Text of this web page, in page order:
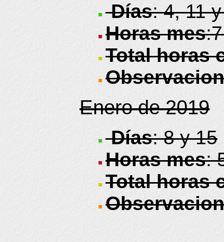
Días: 4, 11
Horas mes
Total horas
Enero de 2019
Días: 8 y 15
Horas mes:
Total horas